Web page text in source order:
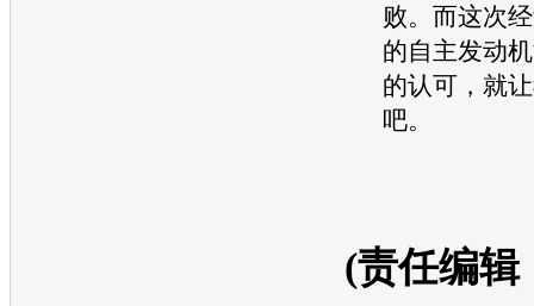
败。而这次
的自主发动机
的认可，就
吧。
(责任编辑